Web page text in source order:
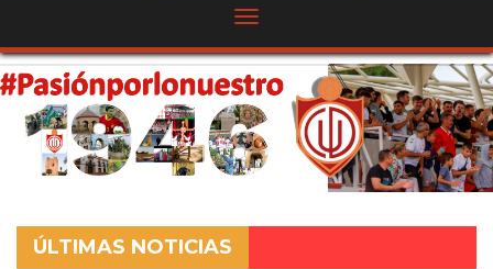
ÚLTIMAS NOTICIAS